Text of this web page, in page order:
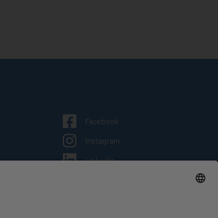
facebook
instagram
linkedin